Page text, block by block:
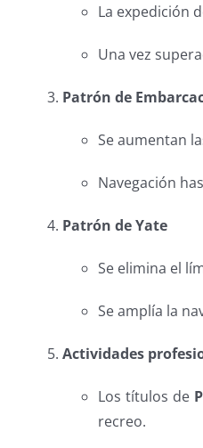
La expedición
Una vez
Patrón de
Se aumentan
Navegación
Patrón de Yate
Se elimina el
Se amplía la
Actividades
Los títulos de
recreo.